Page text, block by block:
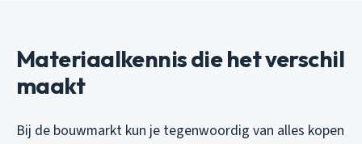
Materiaalkennis die het verschil
maakt
Bij de bouwmarkt kun je tegenwoordig van alles kopen